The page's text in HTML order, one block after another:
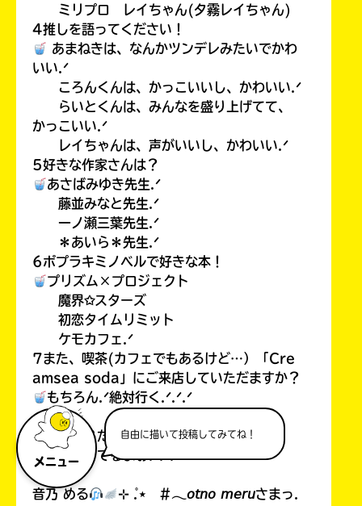
メニュー
自由に描いて投稿してみてね！
ミリプロ レイちゃん(夕霧レイちゃん)
4推しを語ってください！
あまねきは、なんかツンデレみたいでかわ
いい.ᐟ
ころんくんは、かっこいいし、かわいい.ᐟ
らいとくんは、みんなを盛り上げてて、
かっこいい.ᐟ
レイちゃんは、声がいいし、かわいい.ᐟ
5好きな作家さんは？
あさばみゆき先生.ᐟ
藤並みなと先生.ᐟ
一ノ瀬三葉先生.ᐟ
＊あいら＊先生.ᐟ
6ポプラキミノベルで好きな本！
プリズム×プロジェクト
魔界✩スターズ
初恋タイムリミット
ケモカフェ.ᐟ
7また、喫茶(カフェでもあるけど…）「Cre
amsea soda」にご来店していただますか？
もちろん.ᐟ絶対行く.ᐟ.ᐟ.ᐟ
こんな感じだよっ.ᐟ
お返事待ってるよぉ.ᐟ.ᐟ.ᐟ
音乃 める ⊹ ̊.⋆ #𓂃𝘰𝘵𝘯𝘰 𝘮𝘦𝘳𝘶さまっ.